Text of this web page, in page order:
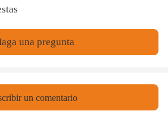
muy recomendable (sin instrucciones
contáctenos
una pregunta
un comentario